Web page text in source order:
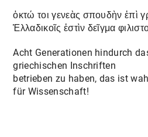
ὀκτώ τοι γενεὰς σπουδὴν ἐπὶ
Ἑλλαδικοῖς ἐστὶν δεῖγμα
Acht Generationen hindurch
griechischen Inschriften
betrieben zu haben, das ist
für Wissenschaft!